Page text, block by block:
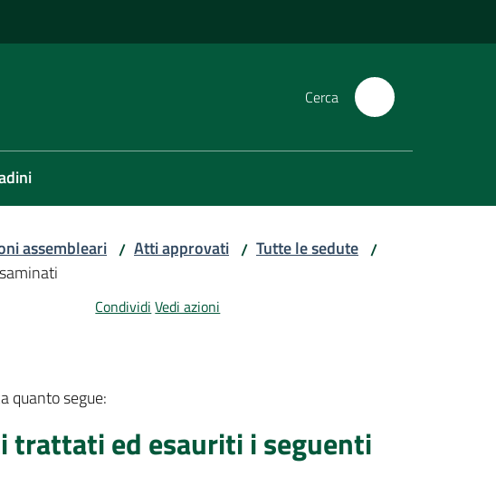
Cerca
assembleari / Atti approvati / Tutte le sedute /
Condividi Vedi azioni
quanto segue:
trattati ed esauriti i seguenti